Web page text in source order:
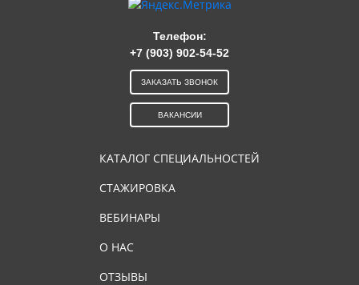
КАТАЛОГ СПЕЦИАЛЬНОСТЕЙ
СТАЖИРОВКА
ВЕБИНАРЫ
О НАС
ОТЗЫВЫ
Телефон:
+7 (903) 902-54-52
ЗАКАЗАТЬ ЗВОНОК
ВАКАНСИИ